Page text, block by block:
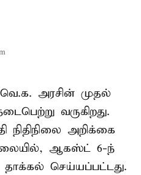
அரசின் முதல்
வருகிறது.
அறிக்கை
ஆகஸ்ட் 6-ந்
செய்யப்பட்டது.